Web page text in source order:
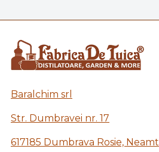
Baralchim srl
Str. Dumbravei nr. 17
617185 Dumbrava Rosie, Neamt